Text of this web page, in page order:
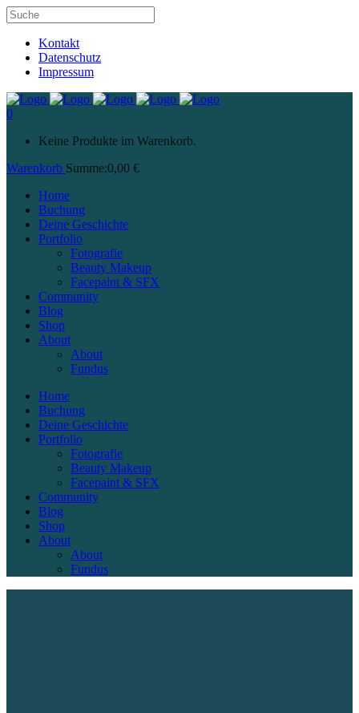
Kontakt
Datenschutz
Impressum
0
Keine Produkte im Warenkorb.
Warenkorb Summe:0,00 €
Home
Buchung
Deine Geschichte
Portfolio
Fotografie
Beauty Makeup
Facepaint & SFX
Community
Blog
Shop
About
About
Fundus
Home
Buchung
Deine Geschichte
Portfolio
Fotografie
Beauty Makeup
Facepaint & SFX
Community
Blog
Shop
About
About
Fundus